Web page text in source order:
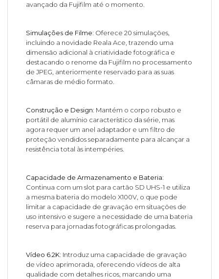
avançado da Fujifilm até o momento.
Simulações de Filme: Oferece 20 simulações,
incluindo a novidade Reala Ace, trazendo uma
dimensão adicional à criatividade fotográfica e
destacando o renome da Fujifilm no processamento
de JPEG, anteriormente reservado para as suas
câmaras de médio formato.
Construção e Design: Mantém o corpo robusto e
portátil de alumínio característico da série, mas
agora requer um anel adaptador e um filtro de
proteção vendidos separadamente para alcançar a
resistência total às intempéries.
Capacidade de Armazenamento e Bateria:
Continua com um slot para cartão SD UHS-1 e utiliza
a mesma bateria do modelo X100V, o que pode
limitar a capacidade de gravação em situações de
uso intensivo e sugere a necessidade de uma bateria
reserva para jornadas fotográficas prolongadas.
Vídeo 6.2K: Introduz uma capacidade de gravação
de vídeo aprimorada, oferecendo vídeos de alta
qualidade com detalhes ricos, marcando uma